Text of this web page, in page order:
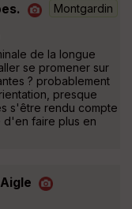
Montgardin
de la longue
se promener sur
? probablement
presque
s'être rendu compte
d'en faire plus en